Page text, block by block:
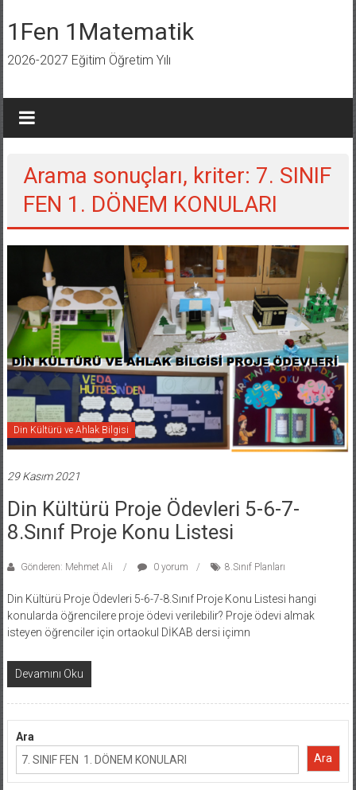
geç
1Fen 1Matematik
2026-2027 Eğitim Öğretim Yılı
Arama sonuçları, kriter: 7. SINIF
FEN 1. DÖNEM KONULARI
Din Kültürü ve Ahlak Bilgisi
29 Kasım 2021
Din Kültürü Proje Ödevleri 5-6-7-
8.Sınıf Proje Konu Listesi
Gönderen: Mehmet Ali 0 yorum 8.Sınıf Planları
Din Kültürü Proje Ödevleri 5-6-7-8.Sınıf Proje Konu Listesi hangi
konularda öğrencilere proje ödevi verilebilir? Proje ödevi almak
isteyen öğrenciler için ortaokul DİKAB dersi içimn
Devamını Oku
Ara
Ara